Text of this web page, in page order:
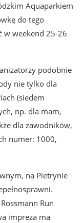
Aquaparkiem
do tego
w weekend 25-26
podobnie
nie tylko dla
(siedem
np. dla mam,
dla zawodników,
numer: 1000,
na Pietrynie
Run
impreza ma